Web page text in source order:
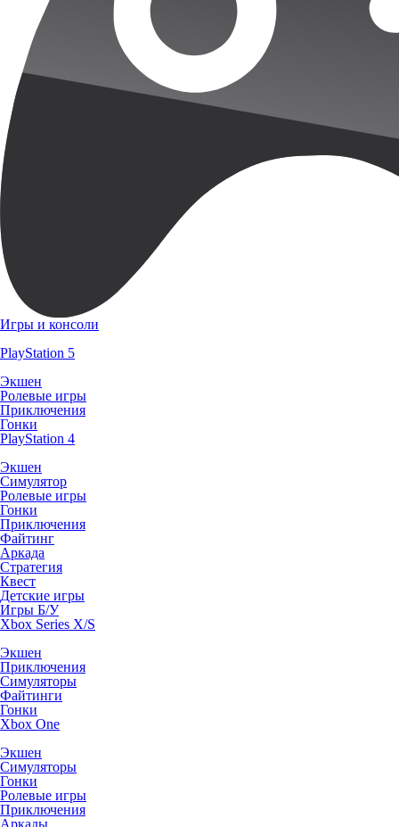
Игры и консоли
PlayStation 5
Экшен
Ролевые игры
Приключения
Гонки
PlayStation 4
Экшен
Симулятор
Ролевые игры
Гонки
Приключения
Файтинг
Аркада
Стратегия
Квест
Детские игры
Игры Б/У
Xbox Series X/S
Экшен
Приключения
Симуляторы
Файтинги
Гонки
Xbox One
Экшен
Симуляторы
Гонки
Ролевые игры
Приключения
Аркады